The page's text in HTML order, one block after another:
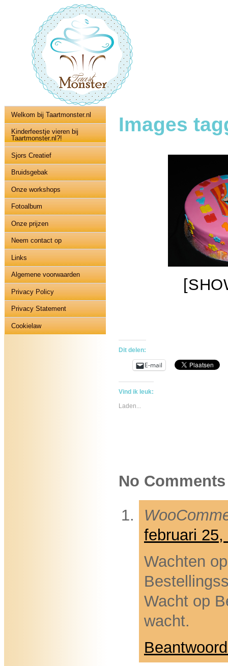
Welkom bij Taartmonster.nl
Kinderfeestje vieren bij
Taartmonster.nl?!
Sjors Creatief
Bruidsgebak
Onze workshops
Fotoalbum
Onze prijzen
Neem contact op
Links
Algemene voorwaarden
Privacy Policy
Privacy Statement
Cookielaw
Images
Dit delen:
E-mail
Vind ik leuk:
Laden...
No Comments
februari
Wachten
Wacht op
wacht.